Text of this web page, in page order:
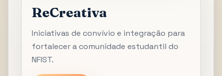
ReCreativa
Iniciativas de convívio e integração para
fortalecer a comunidade estudantil do
NFIST.